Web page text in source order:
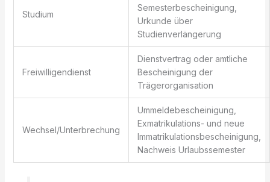
Studium
Semesterbescheinigung,
Urkunde über
Studienverlängerung
Freiwilligendienst
Dienstvertrag oder amtliche
Bescheinigung der
Trägerorganisation
Wechsel/Unterbrechung
Ummeldebescheinigung,
Exmatrikulations- und neue
Immatrikulationsbescheinigung,
Nachweis Urlaubssemester